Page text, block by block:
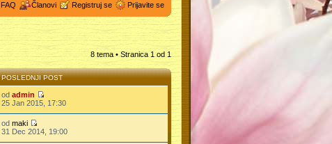
FAQ Članovi Registruj se Prijavite se
8 tema • Stranica 1 od 1
POSLEDNJI POST
odadmin
25 Jan 2015, 17:30
odmaki
31 Dec 2014, 19:00